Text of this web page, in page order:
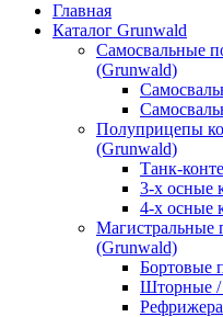
Главная
Каталог Grunwald
Самосвальные
(Grunwald)
Полуприцепы
(Grunwald)
Танк-
3-х осные
4-х осные
Магистральные
(Grunwald)
Бортовые
Шторные /